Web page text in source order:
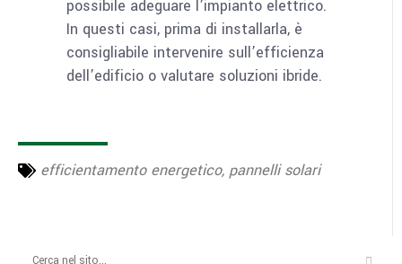
possibile adeguare l’impianto elettrico.
In questi casi, prima di installarla, è
consigliabile intervenire sull’efficienza
dell’edificio o valutare soluzioni ibride.
efficientamento energetico, pannelli solari